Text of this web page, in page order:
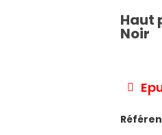
Haut
Noir